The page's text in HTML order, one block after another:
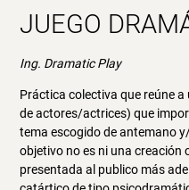
JUEGO
Ing. Dramatic Play
Práctica colectiva que reúne
de actores/actrices) que
tema escogido de antemano
objetivo no es ni una creación
presentada al publico más